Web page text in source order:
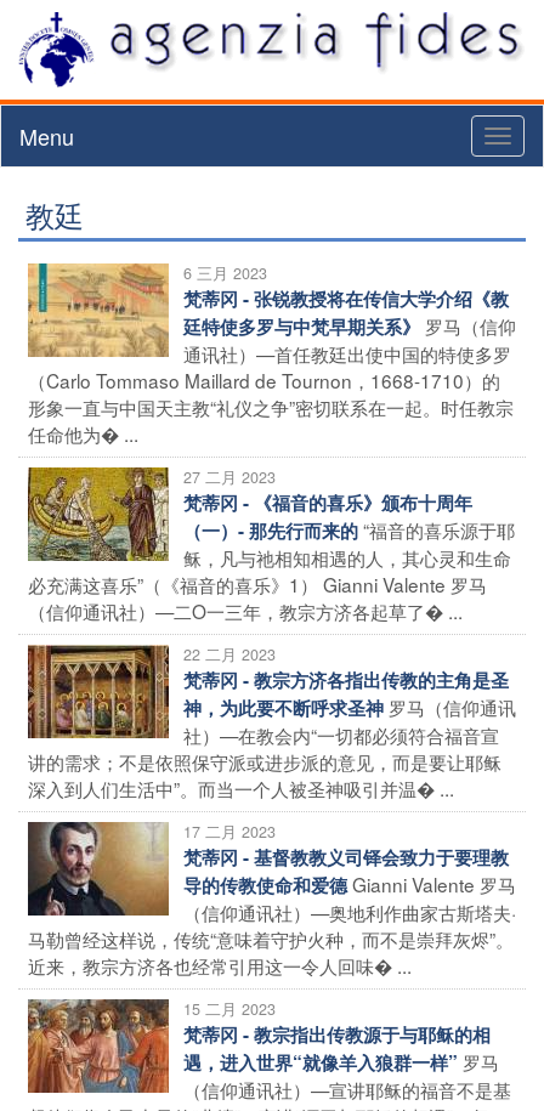
Menu
教廷
6 三月 2023
梵蒂冈 - 张锐教授将在传信大学介绍《教
廷特使多罗与中梵早期关系》 罗马（信仰
通讯社）—首任教廷出使中国的特使多罗
（Carlo Tommaso Maillard de Tournon，1668-1710）的
形象一直与中国天主教“礼仪之争”密切联系在一起。时任教宗
任命他为� ...
27 二月 2023
梵蒂冈 - 《福音的喜乐》颁布十周年
（一）- 那先行而来的“福音的喜乐源于耶
稣，凡与祂相知相遇的人，其心灵和生命
必充满这喜乐”（《福音的喜乐》1） Gianni Valente 罗马
（信仰通讯社）—二O一三年，教宗方济各起草了� ...
22 二月 2023
梵蒂冈 - 教宗方济各指出传教的主角是圣
神，为此要不断呼求圣神 罗马（信仰通讯
社）—在教会内“一切都必须符合福音宣
讲的需求；不是依照保守派或进步派的意见，而是要让耶稣
深入到人们生活中”。而当一个人被圣神吸引并温� ...
17 二月 2023
梵蒂冈 - 基督教教义司铎会致力于要理教
导的传教使命和爱德Gianni Valente 罗马
（信仰通讯社）—奥地利作曲家古斯塔夫·
马勒曾经这样说，传统“意味着守护火种，而不是崇拜灰烬”。
近来，教宗方济各也经常引用这一令人回味� ...
15 二月 2023
梵蒂冈 - 教宗指出传教源于与耶稣的相
遇，进入世界“就像羊入狼群一样” 罗马
（信仰通讯社）—宣讲耶稣的福音不是基